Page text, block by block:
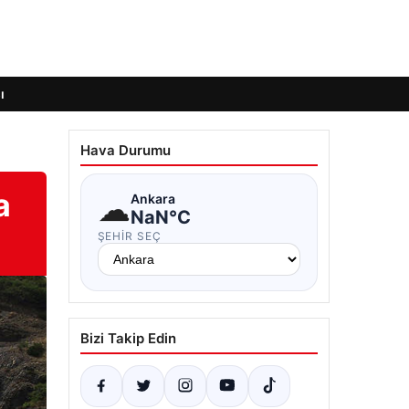
Hava Durumu
☁Ankara
NaN°C
ŞEHIR SEÇ
Bizi Takip Edin